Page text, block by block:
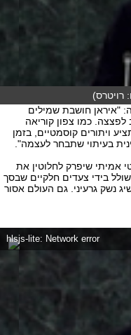
רויטרס)
"איראן חושבת שמילים
לפצצה. כמו צפון קוריאה
ויתורים קוסמטיים, בזמן
בעיתוי שתבחר לעצמה".
אמיתי שיפרק לחלוטין את
בידי צעדים חלקיים שבסך
נשק גרעיני. גם העולם אסור
hlsjs-lite: Network error